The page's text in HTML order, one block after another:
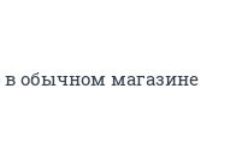
обычном магазине